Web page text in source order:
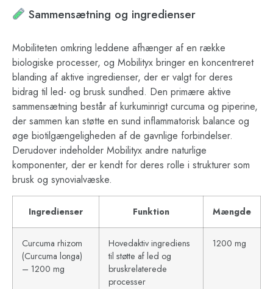
Sammensætning og ingredienser
Mobiliteten omkring leddene afhænger af en række
biologiske processer, og Mobilityx bringer en koncentreret
blanding af aktive ingredienser, der er valgt for deres
bidrag til led- og brusk sundhed. Den primære aktive
sammensætning består af kurkuminrigt curcuma og piperine,
der sammen kan støtte en sund inflammatorisk balance og
øge biotilgængeligheden af de gavnlige forbindelser.
Derudover indeholder Mobilityx andre naturlige
komponenter, der er kendt for deres rolle i strukturer som
brusk og synovialvæske.
Ingredienser Funktion Mængde
Curcuma rhizom
(Curcuma longa)
– 1200 mg
Hovedaktiv ingrediens
til støtte af led og
bruskrelaterede
processer
1200 mg